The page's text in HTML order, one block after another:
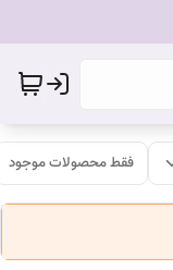
فقط محصولات موجود